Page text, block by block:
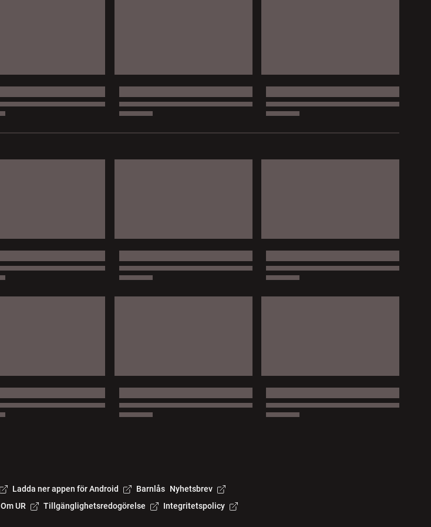
Ladda ner appen för Android Barnlås Nyhetsbrev
Om UR Tillgänglighetsredogörelse Integritetspolicy